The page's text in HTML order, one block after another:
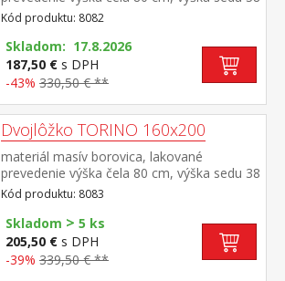
cm, cena bez roštu a matraca minimálna
odporúčaná výška matraca 15 cm
odporúčaný rozmer matraca 140 × 200 cm
a rošt R3 odporúčaná nosnosť do 120 kg
na každej polovici postele
Kód produktu: 8082
Skladom: 17.8.2026
187,50 € s DPH
-43% 330,50 € **
Dvojlôžko TORINO 160x200
materiál masív borovica, lakované
prevedenie výška čela 80 cm, výška sedu 38
cm, cena bez roštu a matraca minimálna
odporúčaná výška matraca 15 cm
odporúčaný rozmer matraca 160 × 200 cm
alebo 2 kusy 80 × 200 cm a rošt R2
odporúčaná nosnosť do 120 kg na každej
polovici postele
Kód produktu: 8083
Skladom > 5 ks
205,50 € s DPH
-39% 339,50 € **